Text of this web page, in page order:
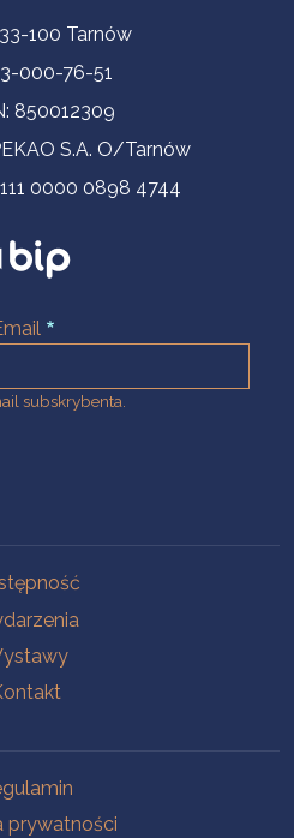
100 Tarnów
000-76-51
850012309
S.A. O/Tarnów
0000 0898 4744
subskrybenta.
prywatności